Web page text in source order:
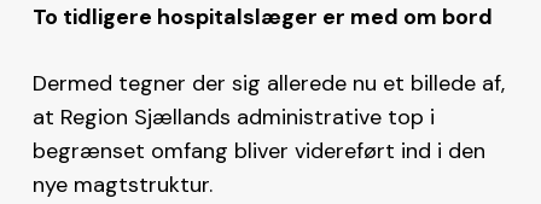
To tidligere hospitalslæger er med om bord
Dermed tegner der sig allerede nu et billede af,
at Region Sjællands administrative top i
begrænset omfang bliver videreført ind i den
nye magtstruktur.